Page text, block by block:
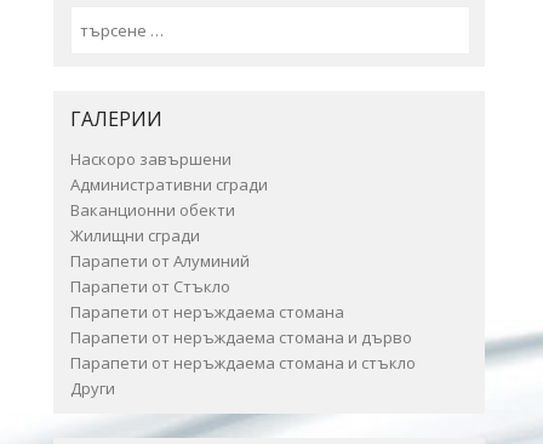
ГАЛЕРИИ
Наскоро завършени
Административни сгради
Ваканционни обекти
Жилищни сгради
Парапети от Алуминий
Парапети от Стъкло
Парапети от неръждаема стомана
Парапети от неръждаема стомана и дърво
Парапети от неръждаема стомана и стъкло
Други